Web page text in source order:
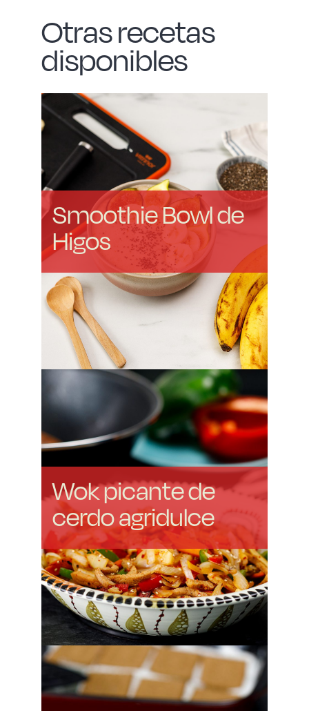
Otras recetas
disponibles
Smoothie Bowl de
Higos
Wok picante de
cerdo agridulce